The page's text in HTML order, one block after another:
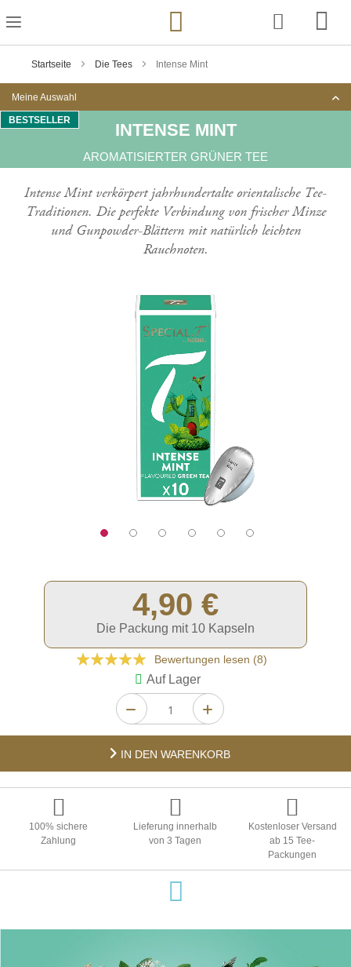
Inhalt
springen
Startseite Die Tees Intense Mint
Meine Auswahl
BESTSELLER INTENSE MINT
AROMATISIERTER GRÜNER TEE
Intense Mint verkörpert jahrhundertalte orientalische Tee-
Traditionen. Die perfekte Verbindung von frischer Minze
und Gunpowder-Blättern mit natürlich leichten
Rauchnoten.
4,90 €
Die Packung mit 10 Kapseln
Bewertung:
Bewertungen lesen (8)
Auf Lager
IN DEN WARENKORB
100% sichere
Zahlung
Lieferung innerhalb
von 3 Tagen
Kostenloser Versand
ab 15 Tee-
Packungen